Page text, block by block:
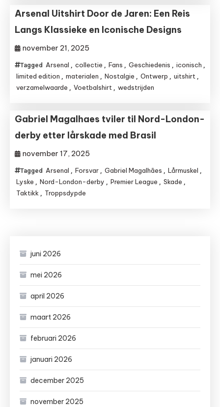
Arsenal Uitshirt Door de Jaren: Een Reis
Langs Klassieke en Iconische Designs
november 21, 2025
Tagged Arsenal , collectie , Fans , Geschiedenis , iconisch ,
limited edition , materialen , Nostalgie , Ontwerp , uitshirt ,
verzamelwaarde , Voetbalshirt , wedstrijden
Gabriel Magalhaes tviler til Nord-London-
derby etter lårskade med Brasil
november 17, 2025
Tagged Arsenal , Forsvar , Gabriel Magalhães , Lårmuskel ,
Lyske , Nord-London-derby , Premier League , Skade ,
Taktikk , Troppsdypde
juni 2026
mei 2026
april 2026
maart 2026
februari 2026
januari 2026
december 2025
november 2025